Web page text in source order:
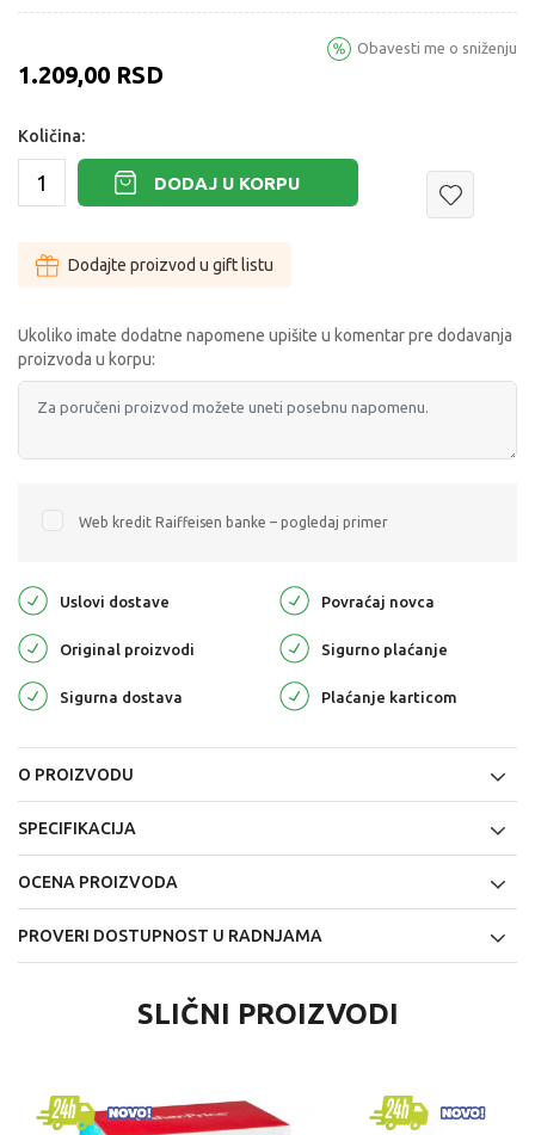
1.209,00 RSD
Obavesti me o sniženju
Količina:
DODAJ U KORPU
Dodajte proizvod u gift listu
Ukoliko imate dodatne napomene upišite u komentar pre dodavanja
proizvoda u korpu:
Web kredit Raiffeisen banke – pogledaj primer
Uslovi dostave Povraćaj novca
Original proizvodi Sigurno plaćanje
Sigurna dostava Plaćanje karticom
O PROIZVODU
SPECIFIKACIJA
OCENA PROIZVODA
PROVERI DOSTUPNOST U RADNJAMA
SLIČNI PROIZVODI